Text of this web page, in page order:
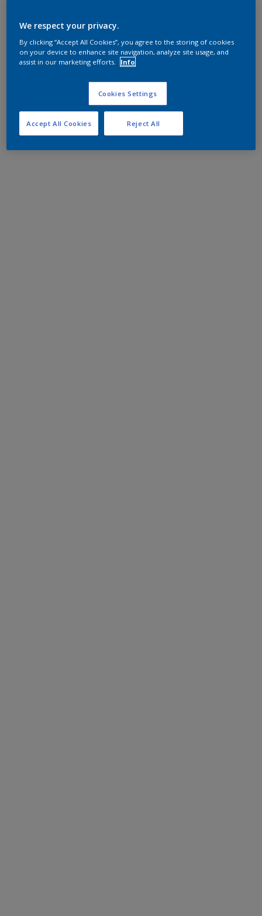
We respect your privacy.
By clicking “Accept All Cookies”, you agree to the storing of cookies
on your device to enhance site navigation, analyze site usage, and
assist in our marketing efforts.
Info
Cookies Settings
Reject All
Accept All Cookies